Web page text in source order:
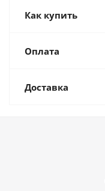
Как купить
Оплата
Доставка